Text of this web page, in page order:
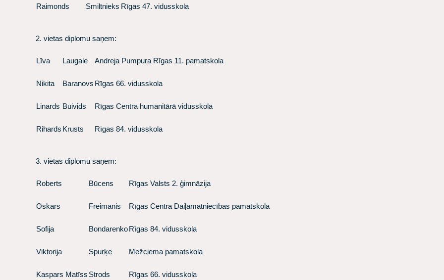
Raimonds Smiltnieks Rīgas 47. vidusskola
2. vietas diplomu saņem:
Līva Laugale Andreja Pumpura Rīgas 11. pamatskola
Nikita Baranovs Rīgas 66. vidusskola
Linards Buivids Rīgas Centra humanitārā vidusskola
Rihards Krusts Rīgas 84. vidusskola
3. vietas diplomu saņem:
Roberts Būcens Rīgas Valsts 2. ģimnāzija
Oskars Freimanis Rīgas Centra Daiļamatniecības pamatskola
Sofija BondarenkoRīgas 84. vidusskola
Viktorija Spurķe Mežciema pamatskola
Kaspars Matīss Strods Rīgas 66. vidusskola